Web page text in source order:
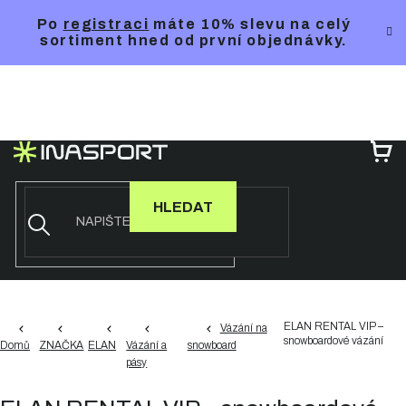
Po registraci máte 10% slevu na celý
sortiment hned od první objednávky.
HLEDAT
Domů ZNAČKA ELAN
Vázání a
pásy
Vázání na
snowboard
ELAN RENTAL VIP –
snowboardové vázání